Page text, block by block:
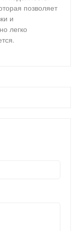
позволяет
и
легко